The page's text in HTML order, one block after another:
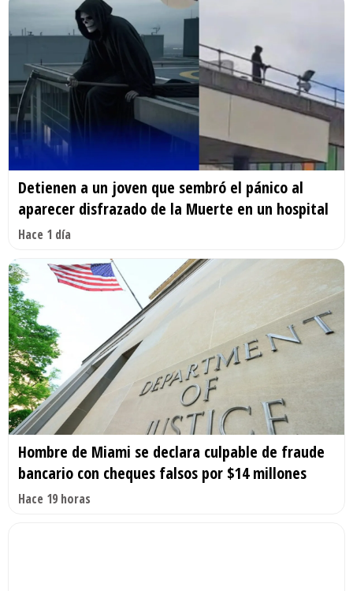
Detienen a un joven que sembró el pánico al
aparecer disfrazado de la Muerte en un hospital
Hace 1 día
Hombre de Miami se declara culpable de fraude
bancario con cheques falsos por $14 millones
Hace 19 horas